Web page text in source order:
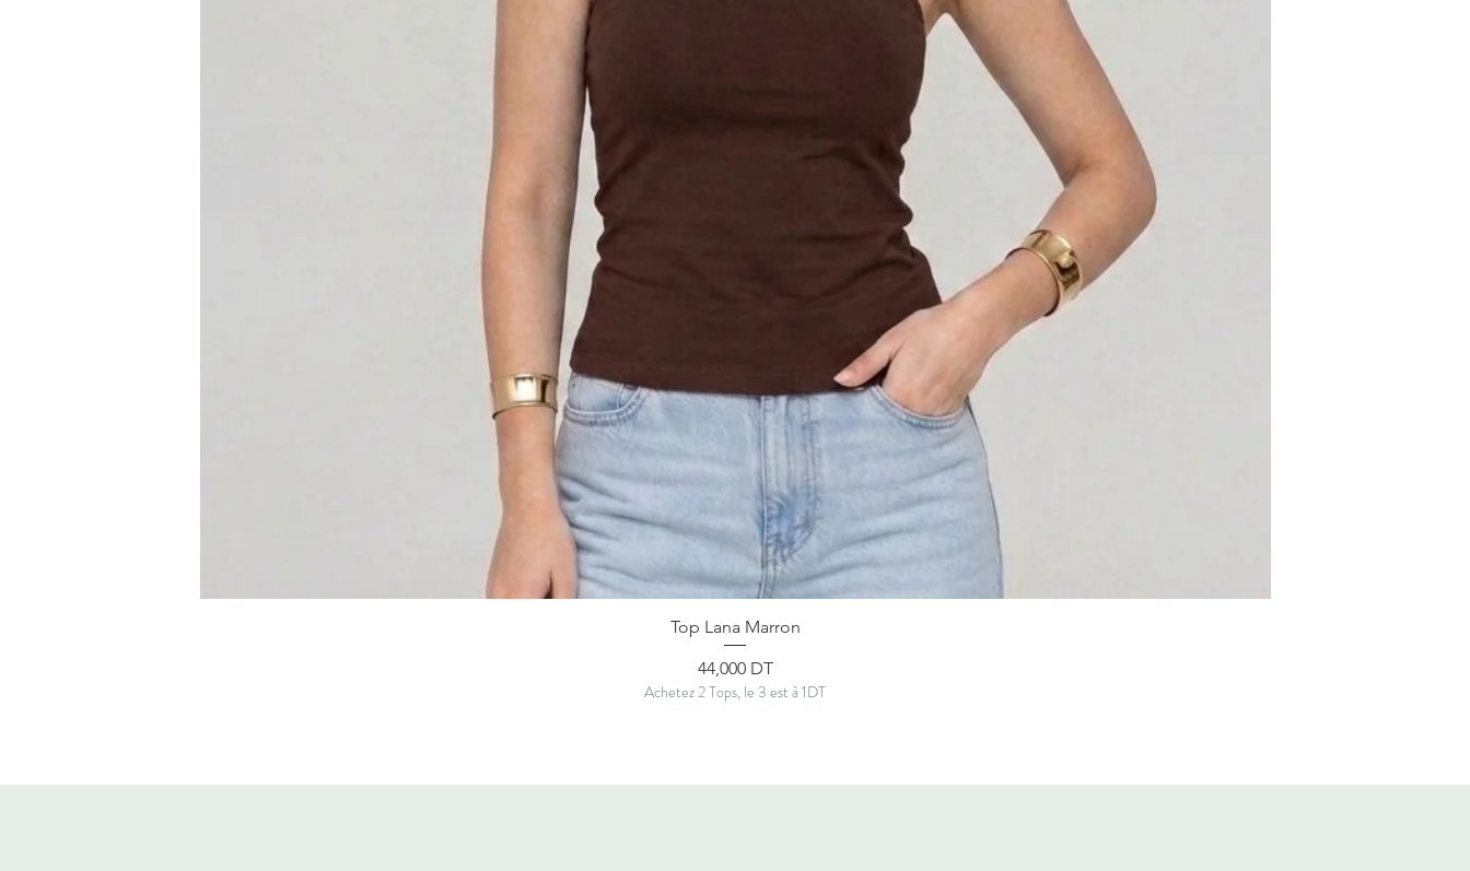
Aperçu rapide
Top Lana Marron
Prix
44,000 DT
Achetez 2 Tops, le 3 est à 1DT